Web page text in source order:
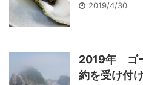
2019/4/30
2019年 ゴ
約を受け付